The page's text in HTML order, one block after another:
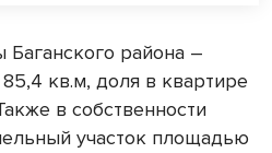
Баганского района –
кв.м, доля в квартире
в собственности
участок площадью